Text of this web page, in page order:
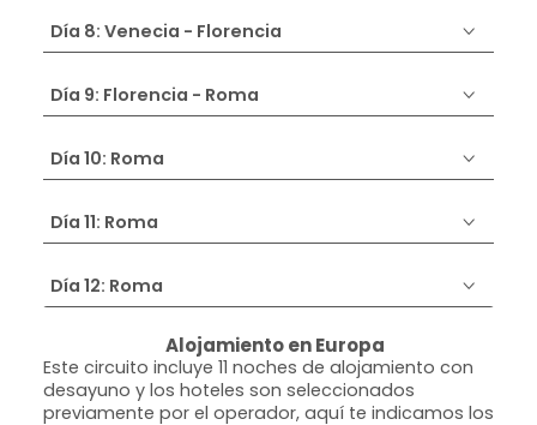
Día 8: Venecia - Florencia
Día 9: Florencia - Roma
Día 10: Roma
Día 11: Roma
Día 12: Roma
Alojamiento en Europa
Este circuito incluye 11 noches de alojamiento con
desayuno y los hoteles son seleccionados
previamente por el operador, aquí te indicamos los